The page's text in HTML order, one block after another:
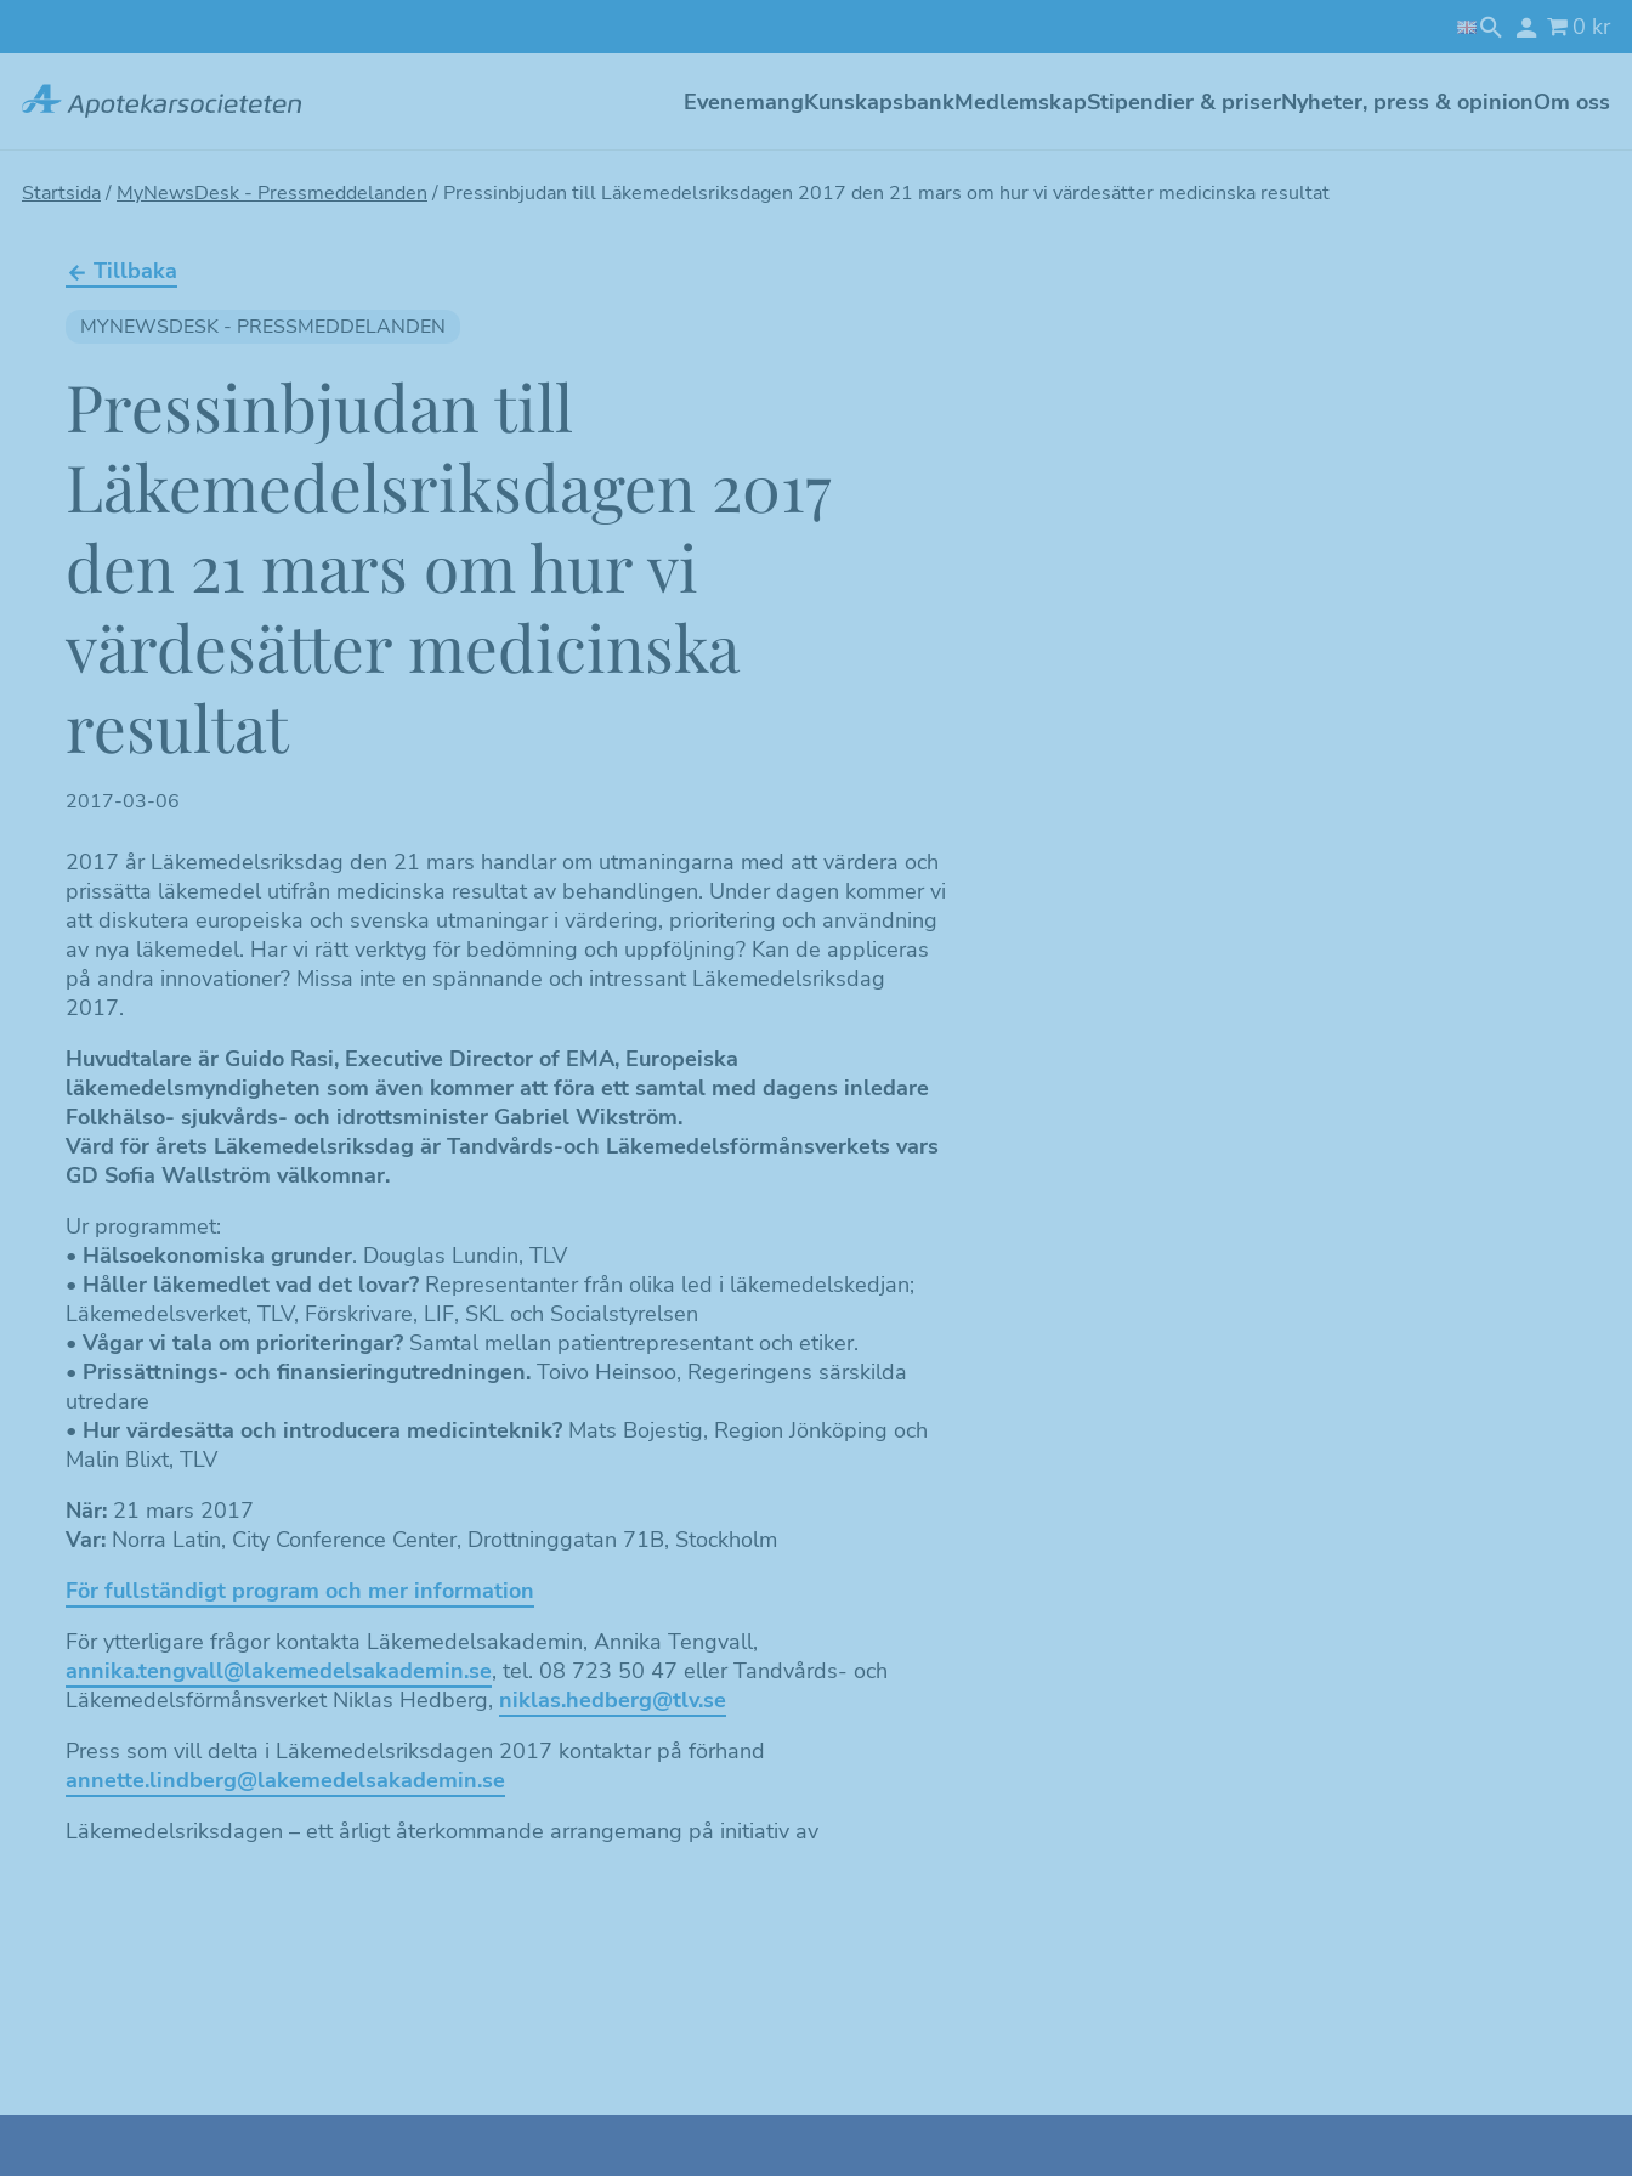
0 kr
EvenemangKunskapsbankMedlemskapStipendier & priserNyheter, press & opinionOm oss
Startsida/ MyNewsDesk - Pressmeddelanden / Pressinbjudan till Läkemedelsriksdagen 2017 den 21 mars om hur vi värdesätter medicinska resultat
Tillbaka
MYNEWSDESK - PRESSMEDDELANDEN
Pressinbjudan till
Läkemedelsriksdagen 2017
den 21 mars om hur vi
värdesätter medicinska
resultat
2017-03-06
2017 år Läkemedelsriksdag den 21 mars handlar om utmaningarna med att värdera och
prissätta läkemedel utifrån medicinska resultat av behandlingen. Under dagen kommer vi
att diskutera europeiska och svenska utmaningar i värdering, prioritering och användning
av nya läkemedel. Har vi rätt verktyg för bedömning och uppföljning? Kan de appliceras
på andra innovationer? Missa inte en spännande och intressant Läkemedelsriksdag
2017.
Huvudtalare är Guido Rasi, Executive Director of EMA, Europeiska
läkemedelsmyndigheten som även kommer att föra ett samtal med dagens inledare
Folkhälso- sjukvårds- och idrottsminister Gabriel Wikström.
Värd för årets Läkemedelsriksdag är Tandvårds-och Läkemedelsförmånsverkets vars
GD Sofia Wallström välkomnar.
Ur programmet:
• Hälsoekonomiska grunder. Douglas Lundin, TLV
• Håller läkemedlet vad det lovar? Representanter från olika led i läkemedelskedjan;
Läkemedelsverket, TLV, Förskrivare, LIF, SKL och Socialstyrelsen
• Vågar vi tala om prioriteringar? Samtal mellan patientrepresentant och etiker.
• Prissättnings- och finansieringutredningen. Toivo Heinsoo, Regeringens särskilda
utredare
• Hur värdesätta och introducera medicinteknik? Mats Bojestig, Region Jönköping och
Malin Blixt, TLV
När: 21 mars 2017
Var: Norra Latin, City Conference Center, Drottninggatan 71B, Stockholm
För fullständigt program och mer information
För ytterligare frågor kontakta Läkemedelsakademin, Annika Tengvall,
annika.tengvall@lakemedelsakademin.se, tel. 08 723 50 47 eller Tandvårds- och
Läkemedelsförmånsverket Niklas Hedberg, niklas.hedberg@tlv.se
Press som vill delta i Läkemedelsriksdagen 2017 kontaktar på förhand
annette.lindberg@lakemedelsakademin.se
Läkemedelsriksdagen – ett årligt återkommande arrangemang på initiativ av